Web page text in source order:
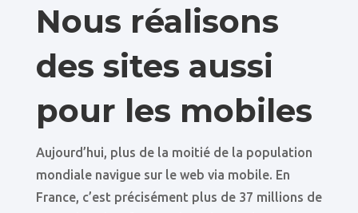
Nous réalisons
des sites aussi
pour les mobiles
Aujourd’hui, plus de la moitié de la population
mondiale navigue sur le web via mobile. En
France, c’est précisément plus de 37 millions de